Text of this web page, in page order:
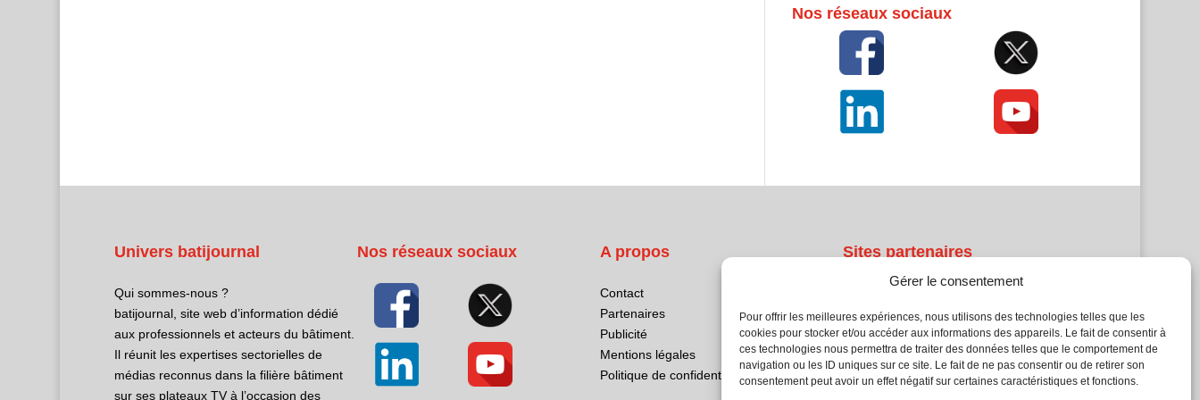
Gérer le consentement
Pour offrir les meilleures expériences, nous utilisons des technologies telles que les
cookies pour stocker et/ou accéder aux informations des appareils. Le fait de consentir à
ces technologies nous permettra de traiter des données telles que le comportement de
navigation ou les ID uniques sur ce site. Le fait de ne pas consentir ou de retirer son
consentement peut avoir un effet négatif sur certaines caractéristiques et fonctions.
Nos réseaux sociaux
Univers batijournal
Qui sommes-nous ?
batijournal, site web d’information dédié
aux professionnels et acteurs du bâtiment.
Il réunit les expertises sectorielles de
médias reconnus dans la filière bâtiment
sur ses plateaux TV à l’occasion des
Nos réseaux sociaux A propos
Contact
Partenaires
Publicité
Mentions légales
Politique de confidentialité
Sites partenaires
Atrium Patrimoine
Kiosque 21
L'Atelier Bois
Planète Bâtiment